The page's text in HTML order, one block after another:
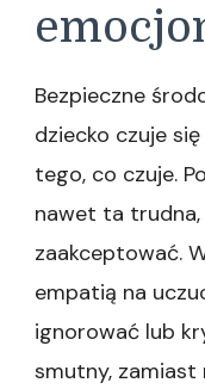
Bezpieczne
dziecko czuje
tego, co czuje.
nawet ta
zaakceptować.
empatią na
ignorować lub
smutny, zamiast